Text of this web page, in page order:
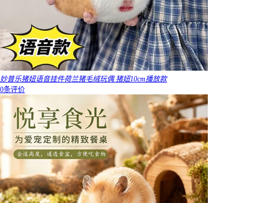
妙普乐猪妞语音挂件荷兰猪毛绒玩偶 猪妞10cm播放款
0条评价